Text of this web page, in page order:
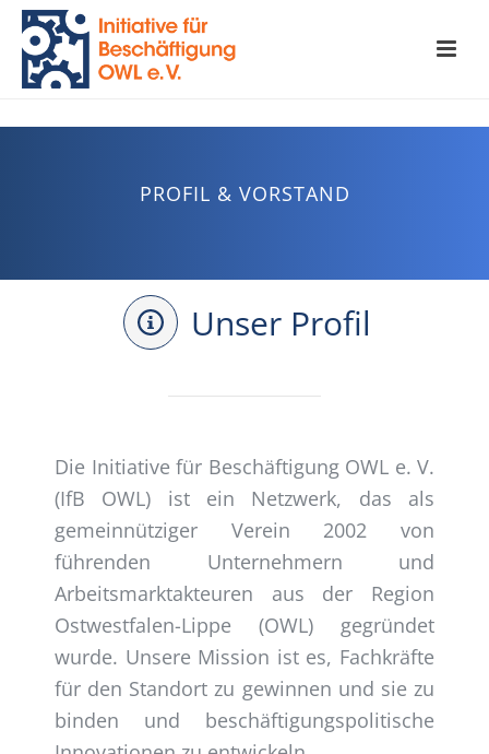
PROFIL & VORSTAND
Unser Profil
Die Initiative für Beschäftigung OWL e. V.
(IfB OWL) ist ein Netzwerk, das als
gemeinnütziger Verein 2002 von
führenden Unternehmern und
Arbeitsmarktakteuren aus der Region
Ostwestfalen-Lippe (OWL) gegründet
wurde. Unsere Mission ist es, Fachkräfte
für den Standort zu gewinnen und sie zu
binden und beschäftigungspolitische